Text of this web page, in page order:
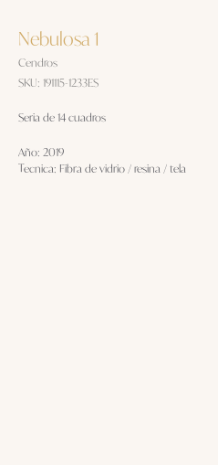
Nebulosa 1
Cendros
SKU: 191115-1233ES
Seria de 14 cuadros
Año: 2019
Tecnica: Fibra de vidrio / resina / tela